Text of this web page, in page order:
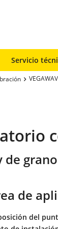
Servicio
de
de
del